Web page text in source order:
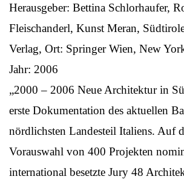
Herausgeber: Bettina Schlorhaufer,
Fleischanderl, Kunst Meran,
Verlag, Ort: Springer Wien, New
Jahr: 2006
„2000 – 2006 Neue Architektur in
erste Dokumentation des aktuellen
nördlichsten Landesteil Italiens. Auf
Vorauswahl von 400 Projekten
international besetzte Jury 48